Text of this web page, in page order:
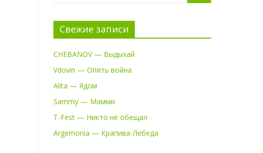
Свежие записи
CHEBANOV — Выдыхай
Vdovin — Опять война
Alita — Ядом
Sammy — Мамми
T-Fest — Никто не обещал
Argemonia — Крапива-Лебеда